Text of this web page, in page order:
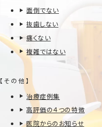
面倒でない
抜歯しない
痛くない
複雑ではない
【その他】
治療症例集
高評価の４つの特徴
医院からのお知らせ